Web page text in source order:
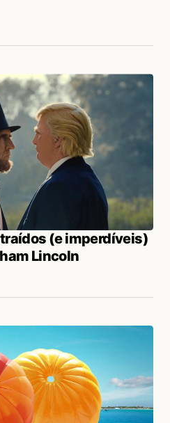
(e imperdíveis)
Lincoln